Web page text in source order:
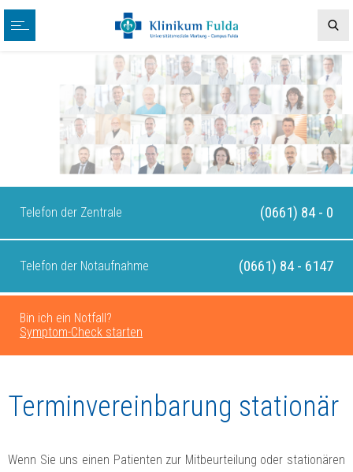
Telefon der Zentrale (0661) 84 - 0
Telefon der Notaufnahme (0661) 84 - 6147
Bin ich ein Notfall?
Symptom-Check starten
Terminvereinbarung stationär
Wenn Sie uns einen Patienten zur Mitbeurteilung oder stationären